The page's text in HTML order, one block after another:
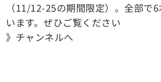
（11/12-25の期間限定）。全部で
います。ぜひご覧ください
》チャンネルへ